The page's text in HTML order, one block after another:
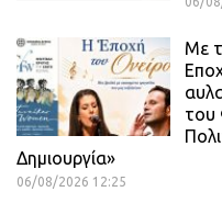
Με
του
Δημιουργία»
06/08/2026 12:25